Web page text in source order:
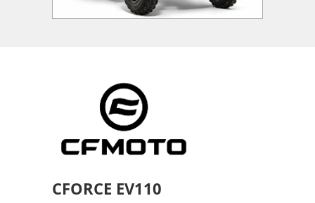
CFORCE EV110